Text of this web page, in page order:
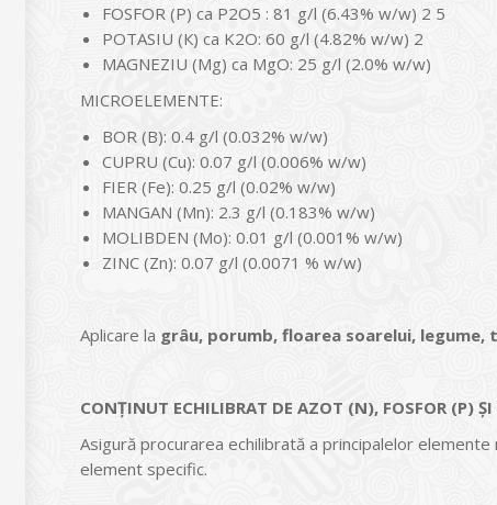
FOSFOR (Р) ca Р2O5 : 81 g/l (6.43% w/w) 2 5
POTASIU (К) ca K2O: 60 g/l (4.82% w/w) 2
MAGNEZIU (Мg) ca МgО: 25 g/l (2.0% w/w)
MICROELEMENTE:
BOR (В): 0.4 g/l (0.032% w/w)
CUPRU (Сu): 0.07 g/l (0.006% w/w)
FIER (Fe): 0.25 g/l (0.02% w/w)
MANGAN (Мn): 2.3 g/l (0.183% w/w)
MOLIBDEN (Мо): 0.01 g/l (0.001% w/w)
ZINC (Zn): 0.07 g/l (0.0071 % w/w)
Aplicare la grâu, porumb, floarea soarelui,
CONȚINUT ECHILIBRAT DE AZOT (N), FOSFOR (Р)
Asigură procurarea echilibrată a principalelor
element specific.